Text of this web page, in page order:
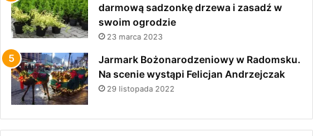
darmową sadzonkę drzewa i zasadź w
swoim ogrodzie
23 marca 2023
Jarmark Bożonarodzeniowy w Radomsku.
Na scenie wystąpi Felicjan Andrzejczak
29 listopada 2022